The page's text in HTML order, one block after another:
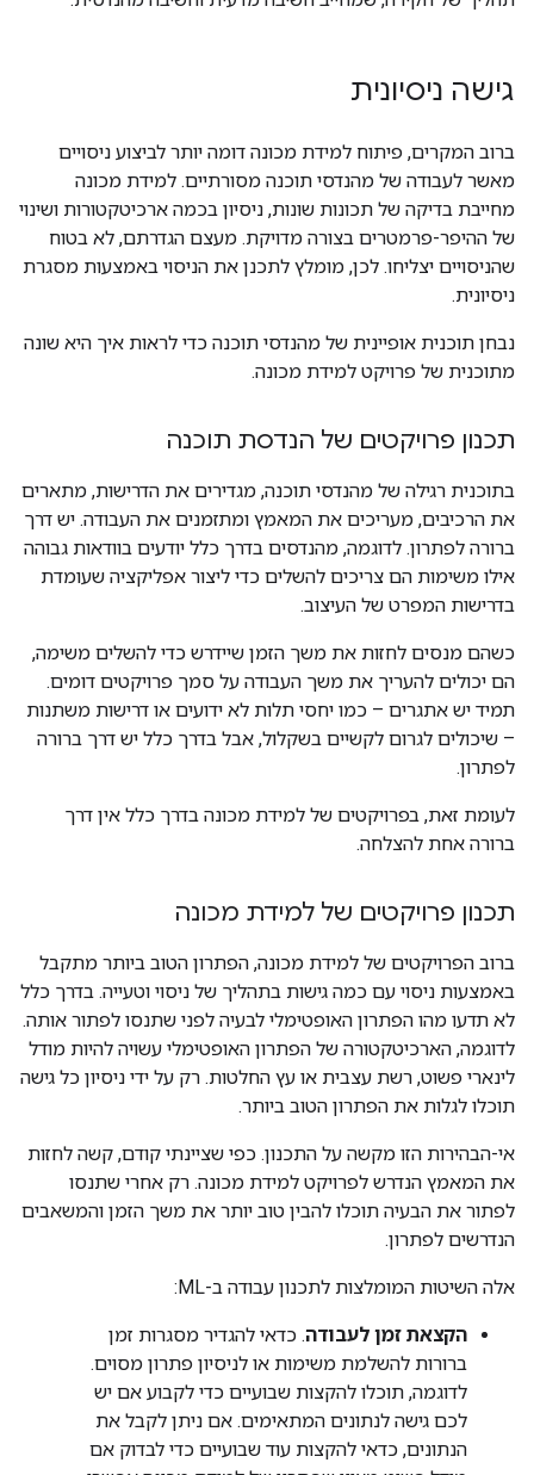
גישה ניסיונית
ברוב המקרים, פיתוח למידת מכונה דומה יותר לביצוע ניסויים
מאשר לעבודה של מהנדסי תוכנה מסורתיים. למידת מכונה
מחייבת בדיקה של תכונות שונות, ניסיון בכמה ארכיטקטורות ושינוי
של ההיפר-פרמטרים בצורה מדויקת. מעצם הגדרתם, לא בטוח
שהניסויים יצליחו. לכן, מומלץ לתכנן את הניסוי באמצעות מסגרת
ניסיונית.
נבחן תוכנית אופיינית של מהנדסי תוכנה כדי לראות איך היא שונה
מתוכנית של פרויקט למידת מכונה.
תכנון פרויקטים של הנדסת תוכנה
בתוכנית רגילה של מהנדסי תוכנה, מגדירים את הדרישות, מתארים
את הרכיבים, מעריכים את המאמץ ומתזמנים את העבודה. יש דרך
ברורה לפתרון. לדוגמה, מהנדסים בדרך כלל יודעים בוודאות גבוהה
אילו משימות הם צריכים להשלים כדי ליצור אפליקציה שעומדת
בדרישות המפרט של העיצוב.
כשהם מנסים לחזות את משך הזמן שיידרש כדי להשלים משימה,
הם יכולים להעריך את משך העבודה על סמך פרויקטים דומים.
תמיד יש אתגרים – כמו יחסי תלות לא ידועים או דרישות משתנות
– שיכולים לגרום לקשיים בשקלול, אבל בדרך כלל יש דרך ברורה
לפתרון.
לעומת זאת, בפרויקטים של למידת מכונה בדרך כלל אין דרך
ברורה אחת להצלחה.
תכנון פרויקטים של למידת מכונה
ברוב הפרויקטים של למידת מכונה, הפתרון הטוב ביותר מתקבל
באמצעות ניסוי עם כמה גישות בתהליך של ניסוי וטעייה. בדרך כלל
לא תדעו מהו הפתרון האופטימלי לבעיה לפני שתנסו לפתור אותה.
לדוגמה, הארכיטקטורה של הפתרון האופטימלי עשויה להיות מודל
לינארי פשוט, רשת עצבית או עץ החלטות. רק על ידי ניסיון כל גישה
תוכלו לגלות את הפתרון הטוב ביותר.
אי-הבהירות הזו מקשה על התכנון. כפי שציינתי קודם, קשה לחזות
את המאמץ הנדרש לפרויקט למידת מכונה. רק אחרי שתנסו
לפתור את הבעיה תוכלו להבין טוב יותר את משך הזמן והמשאבים
הנדרשים לפתרון.
אלה השיטות המומלצות לתכנון עבודה ב-ML:
הקצאת זמן לעבודה. כדאי להגדיר מסגרות זמן
ברורות להשלמת משימות או לניסיון פתרון מסוים.
לדוגמה, תוכלו להקצות שבועיים כדי לקבוע אם יש
לכם גישה לנתונים המתאימים. אם ניתן לקבל את
הנתונים, כדאי להקצות עוד שבועיים כדי לבדוק אם